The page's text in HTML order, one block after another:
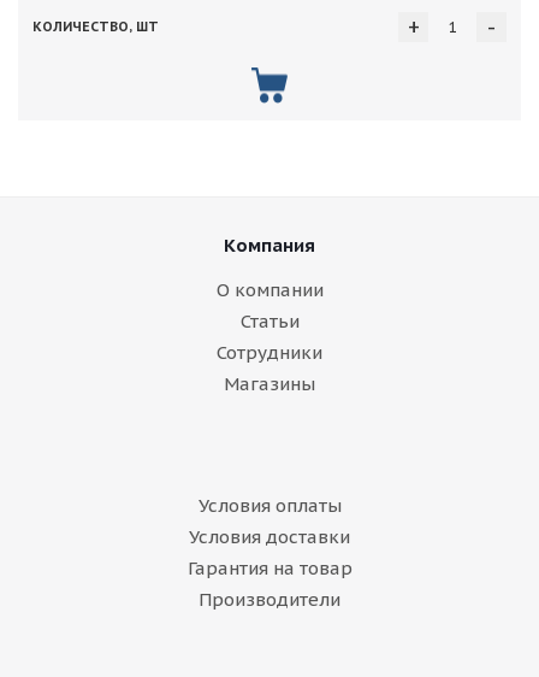
-
+
Компания
О компании
Статьи
Сотрудники
Магазины
Условия оплаты
Условия доставки
Гарантия на товар
Производители